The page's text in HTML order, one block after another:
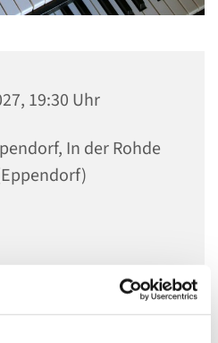
19:30 Uhr
In der Rohde